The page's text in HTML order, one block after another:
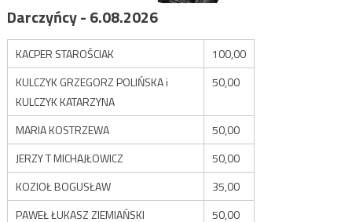
Darczyńcy - 6.08.2026
KACPER STAROŚCIAK
100,00
KULCZYK GRZEGORZ POLIŃSKA i
KULCZYK KATARZYNA
50,00
MARIA KOSTRZEWA
50,00
JERZY T MICHAJŁOWICZ
50,00
KOZIOŁ BOGUSŁAW
35,00
PAWEŁ ŁUKASZ ZIEMIAŃSKI
50,00